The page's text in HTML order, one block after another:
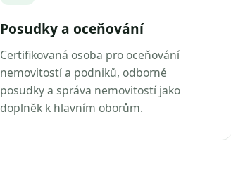
Posudky a oceňování
Certifikovaná osoba pro oceňování
nemovitostí a podniků, odborné
posudky a správa nemovitostí jako
doplněk k hlavním oborům.